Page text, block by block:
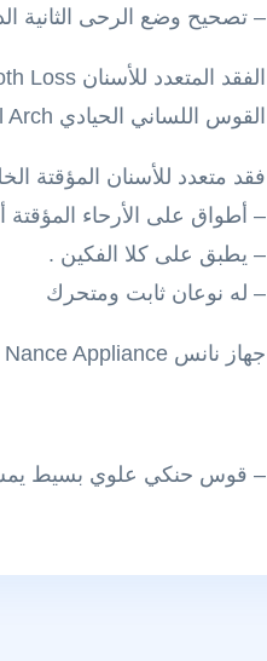
– تصحيح وضع الرحى الثانية
الفقد المتعدد للأسنان Space Maintenance For Areas of Multiple Tooth Loss
القوس اللساني الحيادي Passive Lingual Arch
فقد متعدد للأسنان المؤقتة
– أطواق على الأرحاء
– يطبق على كلا الفكين .
– له نوعان ثابت ومتحرك
جهاز نانس Nance Appliance
– قوس حنكي علوي بسيط